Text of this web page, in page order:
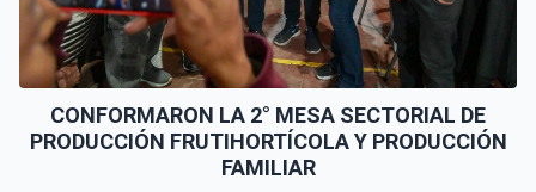
CONFORMARON LA 2° MESA SECTORIAL DE
PRODUCCIÓN FRUTIHORTÍCOLA Y PRODUCCIÓN
FAMILIAR